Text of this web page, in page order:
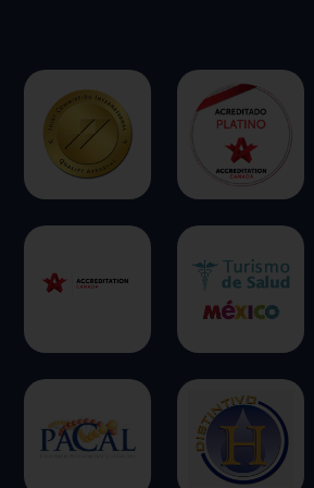
Permitir todas
Sistema de personalización
Cookies dirigidas
Cookies de funcionalidad
Cookies de rendimiento